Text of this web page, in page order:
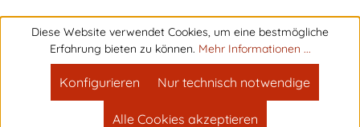
Diese Website verwendet Cookies, um eine bestmögliche
Erfahrung bieten zu können. Mehr Informationen ...
Nur technisch notwendige
Konfigurieren
Alle Cookies akzeptieren